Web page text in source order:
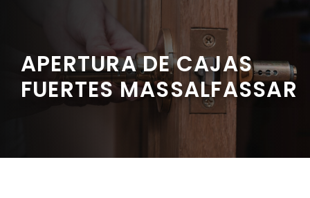
APERTURA DE CAJAS
FUERTES MASSALFASSAR